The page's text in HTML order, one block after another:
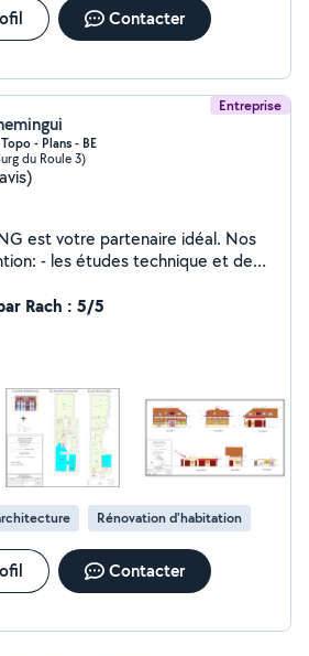
Contacter
Entreprise
- Plans - BE
du Roule 3)
est votre partenaire idéal. Nos
- les études technique et de
des chantier - Les relevé
relevés d'architecture - la
- Les relevés des intérieurs et
de tous types de plans 2d/3d :
topo, plan d'intérieur, plan des
plan des toitures... - La
production des maquette 3d
Rach : 5/5
Rénovation d'habitation
Contacter